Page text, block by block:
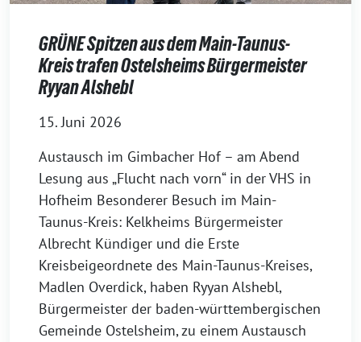
GRÜNE Spitzen aus dem Main-Taunus-
Kreis trafen Ostelsheims Bürgermeister
Ryyan Alshebl
15. Juni 2026
Austausch im Gimbacher Hof – am Abend
Lesung aus „Flucht nach vorn“ in der VHS in
Hofheim Besonderer Besuch im Main-
Taunus-Kreis: Kelkheims Bürgermeister
Albrecht Kündiger und die Erste
Kreisbeigeordnete des Main-Taunus-Kreises,
Madlen Overdick, haben Ryyan Alshebl,
Bürgermeister der baden-württembergischen
Gemeinde Ostelsheim, zu einem Austausch